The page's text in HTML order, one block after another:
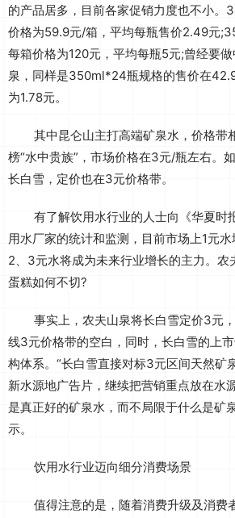
的产品居多，目前各家促销力度也不小
价格为59.9元/箱，平均每瓶售价2.49元
每箱价格为120元，平均每瓶5元;曾经要
泉，同样是350ml*24瓶规格的售价在
为1.78元。
其中昆仑山主打高端矿泉水，价格带
榜“水中贵族”，市场价格在3元/瓶左右。
长白雪，定价也在3元价格带。
有了解饮用水行业的人士向《华夏时
用水厂家的统计和监测，目前市场上1元水
2、3元水将成为未来行业增长的主力。农
蛋糕如何不切?
事实上，农夫山泉将长白雪定价3元
线3元价格带的空白，同时，长白雪的上
构体系。“长白雪直接对标3元区间天然矿
新水源地广告片，继续把营销重点放在水
是真正好的矿泉水，而不局限于什么是矿
示。
饮用水行业迈向细分消费场景
值得注意的是，随着消费升级及消费